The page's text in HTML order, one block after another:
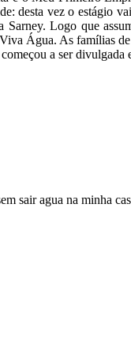
desta vez o estágio
Logo que
Água. As famílias
a ser divulgada
sair agua na minha